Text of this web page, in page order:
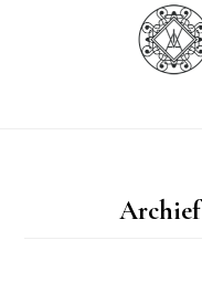
Archief